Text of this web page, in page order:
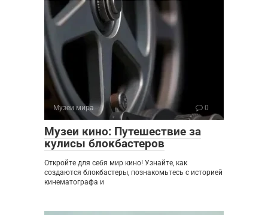
Музеи мира 0
Музеи кино: Путешествие за
кулисы блокбастеров
Откройте для себя мир кино! Узнайте, как
создаются блокбастеры, познакомьтесь с историей
кинематографа и